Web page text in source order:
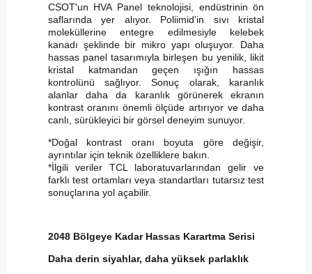
CSOT'un HVA Panel teknolojisi, endüstrinin ön
saflarında yer alıyor. Poliimid'in sıvı kristal
moleküllerine entegre edilmesiyle kelebek
kanadı şeklinde bir mikro yapı oluşuyor. Daha
hassas panel tasarımıyla birleşen bu yenilik, likit
kristal katmandan geçen ışığın hassas
kontrolünü sağlıyor. Sonuç olarak, karanlık
alanlar daha da karanlık görünerek ekranın
kontrast oranını önemli ölçüde artırıyor ve daha
canlı, sürükleyici bir görsel deneyim sunuyor.
*Doğal kontrast oranı boyuta göre değişir,
ayrıntılar için teknik özelliklere bakın.
*İlgili veriler TCL laboratuvarlarından gelir ve
farklı test ortamları veya standartları tutarsız test
sonuçlarına yol açabilir.
2048 Bölgeye Kadar Hassas Karartma Serisi
Daha derin siyahlar, daha yüksek parlaklık